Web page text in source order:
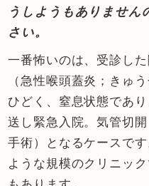
うしようもありません
さい。
一番怖いのは、受診し
（急性喉頭蓋炎；きゅ
ひどく、窒息状態であ
送し緊急入院。気管切
手術）となるケースで
ような規模のクリニッ